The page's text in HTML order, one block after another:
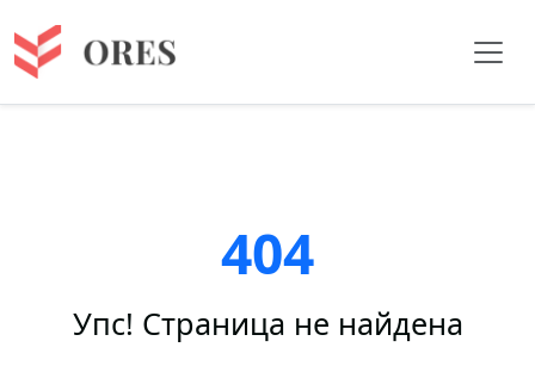
404
Упс! Страница не найдена